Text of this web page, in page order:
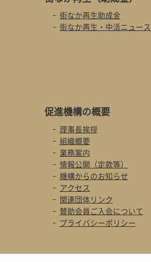
街なか再生助成金
街なか再生・中活ニュース
促進機構の概要
理事長挨拶
組織概要
業務案内
情報公開（定款等）
機構からのお知らせ
アクセス
関連団体リンク
賛助会員ご入会について
プライバシーポリシー